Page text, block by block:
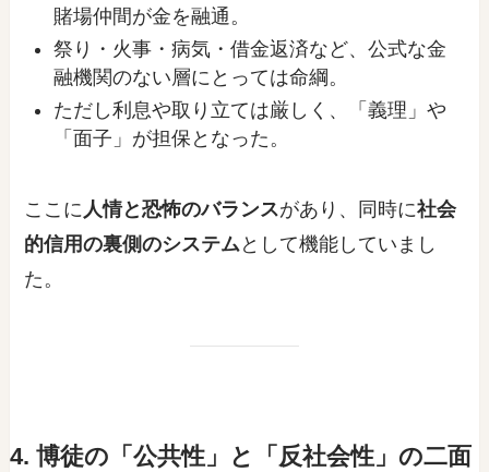
賭場仲間が金を融通。
祭り・火事・病気・借金返済など、公式な金
融機関のない層にとっては命綱。
ただし利息や取り立ては厳しく、「義理」や
「面子」が担保となった。
ここに人情と恐怖のバランスがあり、同時に社会
的信用の裏側のシステムとして機能していまし
た。
4. 博徒の「公共性」と「反社会性」の二面